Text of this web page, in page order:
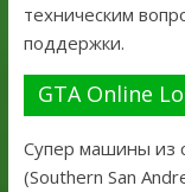
техническим
поддержки.
GTA Online
Супер машины из
(Southern San